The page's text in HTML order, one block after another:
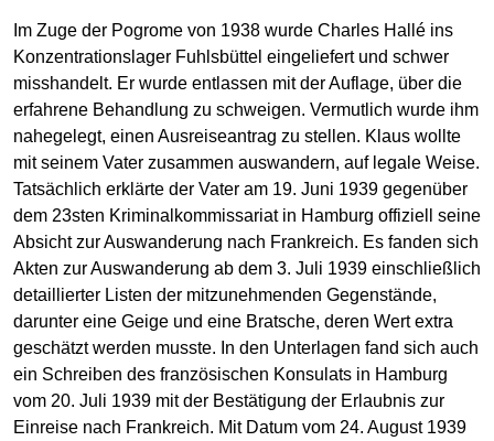
Im Zuge der Pogrome von 1938 wurde Charles Hallé ins
Konzentrationslager Fuhlsbüttel eingeliefert und schwer
misshandelt. Er wurde entlassen mit der Auflage, über die
erfahrene Behandlung zu schweigen. Vermutlich wurde ihm
nahegelegt, einen Ausreiseantrag zu stellen. Klaus wollte
mit seinem Vater zusammen auswandern, auf legale Weise.
Tatsächlich erklärte der Vater am 19. Juni 1939 gegenüber
dem 23sten Kriminalkommissariat in Hamburg offiziell seine
Absicht zur Auswanderung nach Frankreich. Es fanden sich
Akten zur Auswanderung ab dem 3. Juli 1939 einschließlich
detaillierter Listen der mitzunehmenden Gegenstände,
darunter eine Geige und eine Bratsche, deren Wert extra
geschätzt werden musste. In den Unterlagen fand sich auch
ein Schreiben des französischen Konsulats in Hamburg
vom 20. Juli 1939 mit der Bestätigung der Erlaubnis zur
Einreise nach Frankreich. Mit Datum vom 24. August 1939